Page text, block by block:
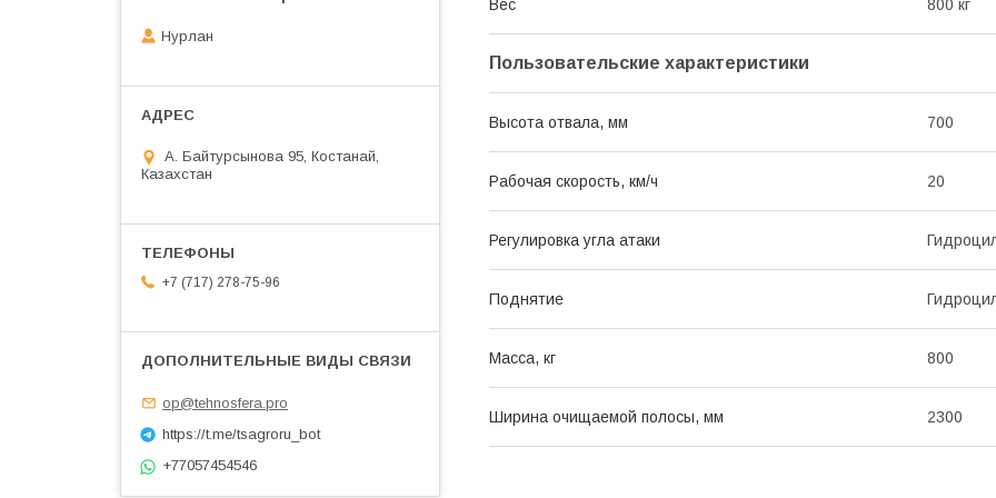
Вес 800 кг
Пользовательские характеристики
Высота отвала, мм 700
Рабочая скорость, км/ч 20
Регулировка угла атаки
Поднятие
Масса, кг 800
Ширина очищаемой полосы, мм 2300
Нурлан
А. Байтурсынова 95, Костанай,
Казахстан
+7 (717) 278-75-96
op@tehnosfera.pro
https://t.me/tsagroru_bot
+77057454546